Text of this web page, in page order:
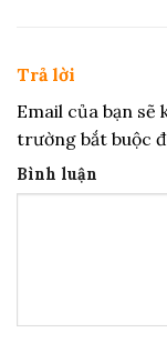
Trả lời
Email của bạn sẽ
trường bắt buộc
Bình luận